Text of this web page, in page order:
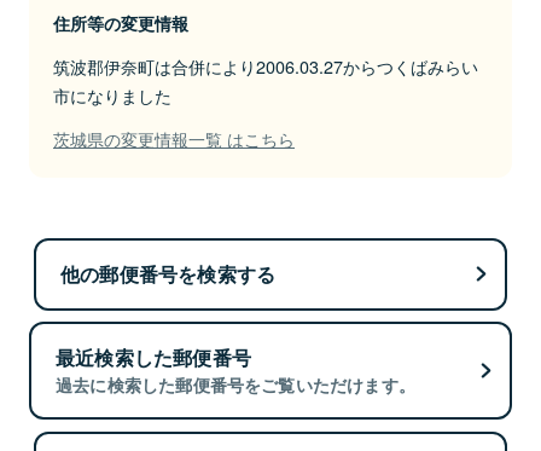
住所等の変更情報
筑波郡伊奈町は合併により2006.03.27からつくばみらい
市になりました
茨城県の変更情報一覧 はこちら
他の郵便番号を検索する
最近検索した郵便番号
過去に検索した郵便番号をご覧いただけます。